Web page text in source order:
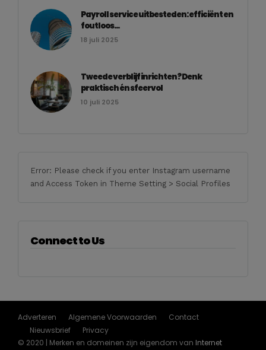
Payroll service uitbesteden: efficiënt en
foutloos...
18 juli 2025
Tweede verblijf inrichten? Denk
praktisch én sfeervol
10 juli 2025
Error: Please check if you enter Instagram username
and Access Token in Theme Setting > Social Profiles
Connect to Us
Adverteren Algemene Voorwaarden
Contact
Nieuwsbrief
Privacy
© 2020 | Merken en domeinen zijn eigendom van Internet